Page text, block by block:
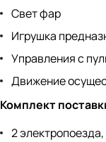
Свет фар
Игрушка
Управления с
Движение
Комплект
2 электропоезда,